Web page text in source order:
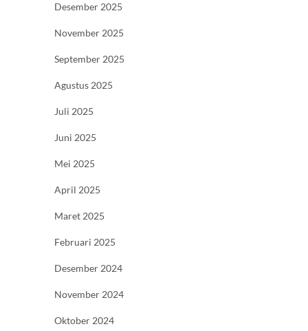
Desember 2025
November 2025
September 2025
Agustus 2025
Juli 2025
Juni 2025
Mei 2025
April 2025
Maret 2025
Februari 2025
Desember 2024
November 2024
Oktober 2024